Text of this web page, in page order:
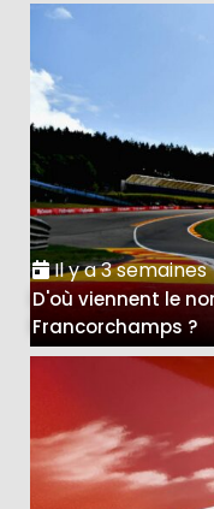
Il y a 3 semaines
D'où viennent le
Francorchamps ?